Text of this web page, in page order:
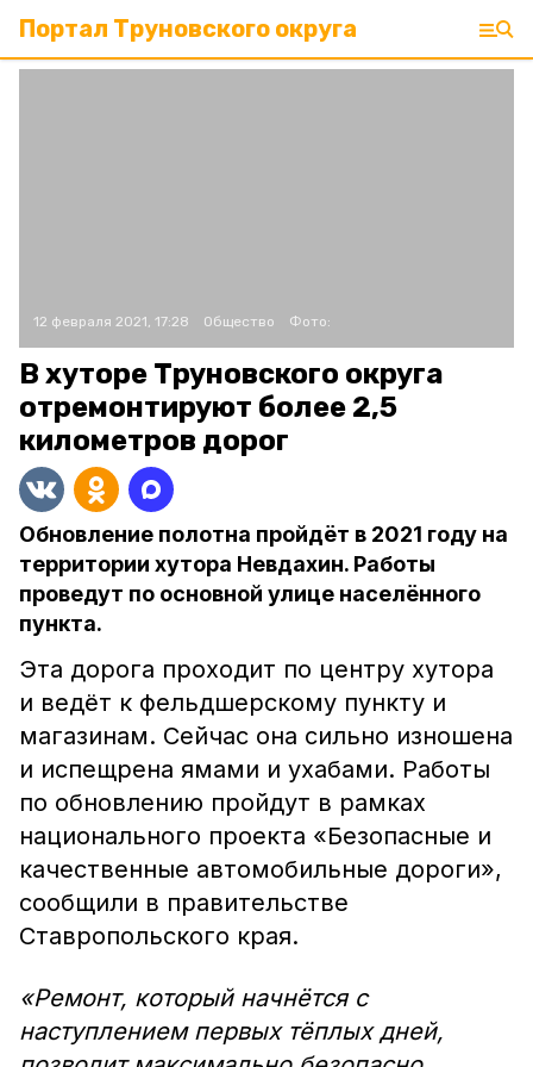
Портал Труновского округа
12 февраля 2021, 17:28 Общество Фото:
В хуторе Труновского округа
отремонтируют более 2,5
километров дорог
Обновление полотна пройдёт в 2021 году на
территории хутора Невдахин. Работы
проведут по основной улице населённого
пункта.
Эта дорога проходит по центру хутора
и ведёт к фельдшерскому пункту и
магазинам. Сейчас она сильно изношена
и испещрена ямами и ухабами. Работы
по обновлению пройдут в рамках
национального проекта «Безопасные и
качественные автомобильные дороги»,
сообщили в правительстве
Ставропольского края.
«Ремонт, который начнётся с
наступлением первых тёплых дней,